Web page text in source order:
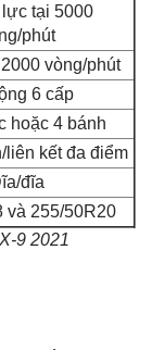
lực tại 5000
phút
vòng/phút
6 cấp
hoặc 4 bánh
liên kết đa điểm
đĩa
và 255/50R20
9 2021